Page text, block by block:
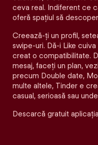
ceva real. Indiferent ce
oferă spațiul să
Creează-ți un profil,
swipe-uri. Dă-i Like
creat o compatibilitate.
mesaj, faceți un plan,
precum Double date,
multe altele, Tinder e
casual, serioasă sau
Descarcă gratuit